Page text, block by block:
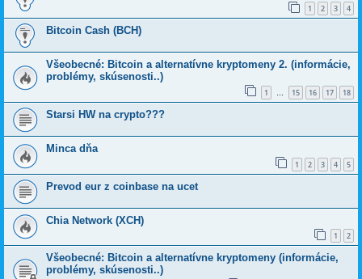
1 2 3 4
Bitcoin Cash (BCH)
Všeobecné: Bitcoin a alternatívne kryptomeny 2. (informácie,
problémy, skúsenosti..)
1 … 15 16 17 18
Starsi HW na crypto???
Minca dňa
1 2 3 4 5
Prevod eur z coinbase na ucet
Chia Network (XCH)
1 2
Všeobecné: Bitcoin a alternatívne kryptomeny (informácie,
problémy, skúsenosti..)